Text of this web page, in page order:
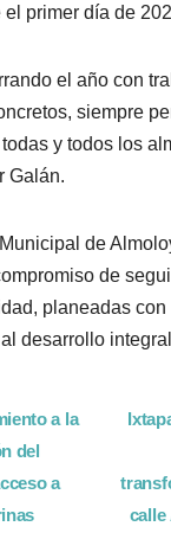
primer día de
el año con
siempre
y todos los
Galán.
de
de
planeadas
desarrollo
a la
del
a